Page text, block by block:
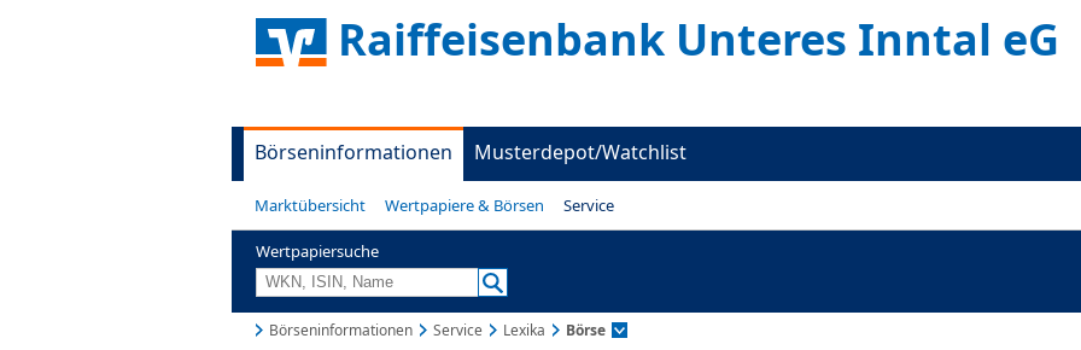
Raiffeisenbank Unteres Inntal eG
Börseninformationen Musterdepot/Watchlist
Marktübersicht Wertpapiere & Börsen Service
Wertpapiersuche
Börseninformationen Service Lexika Börse